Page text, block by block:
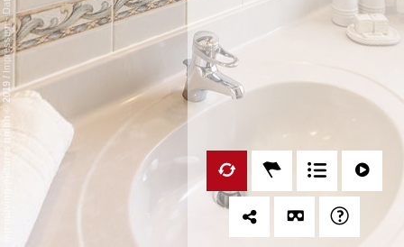
mp moving-pictures gmbh © 2019
/
Impressum
-